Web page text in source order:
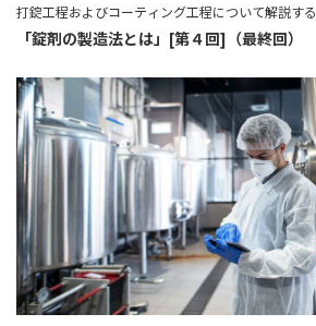
打錠工程およびコーティング工程について解説する
「錠剤の製造法とは」[第４回]（最終回）